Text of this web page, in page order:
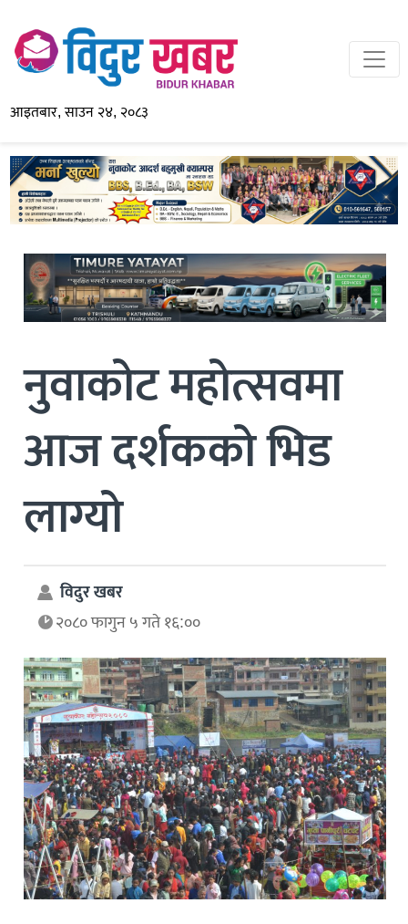
आइतबार, साउन २४, २०८३
नुवाकोट महोत्सवमा
आज दर्शकको भिड
लाग्यो
विदुर खबर
२०८० फागुन ५ गते १६:००